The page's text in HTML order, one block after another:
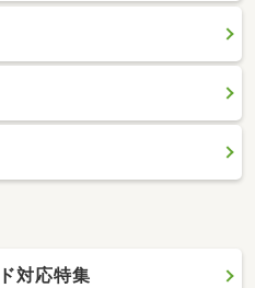
対応特集